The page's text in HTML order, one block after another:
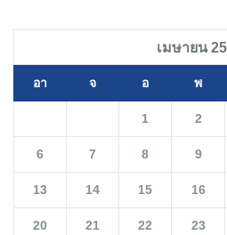
เมษายน
อา จ อ พ
1 2
6 7 8 9
13 14 15 16
20 21 22 23